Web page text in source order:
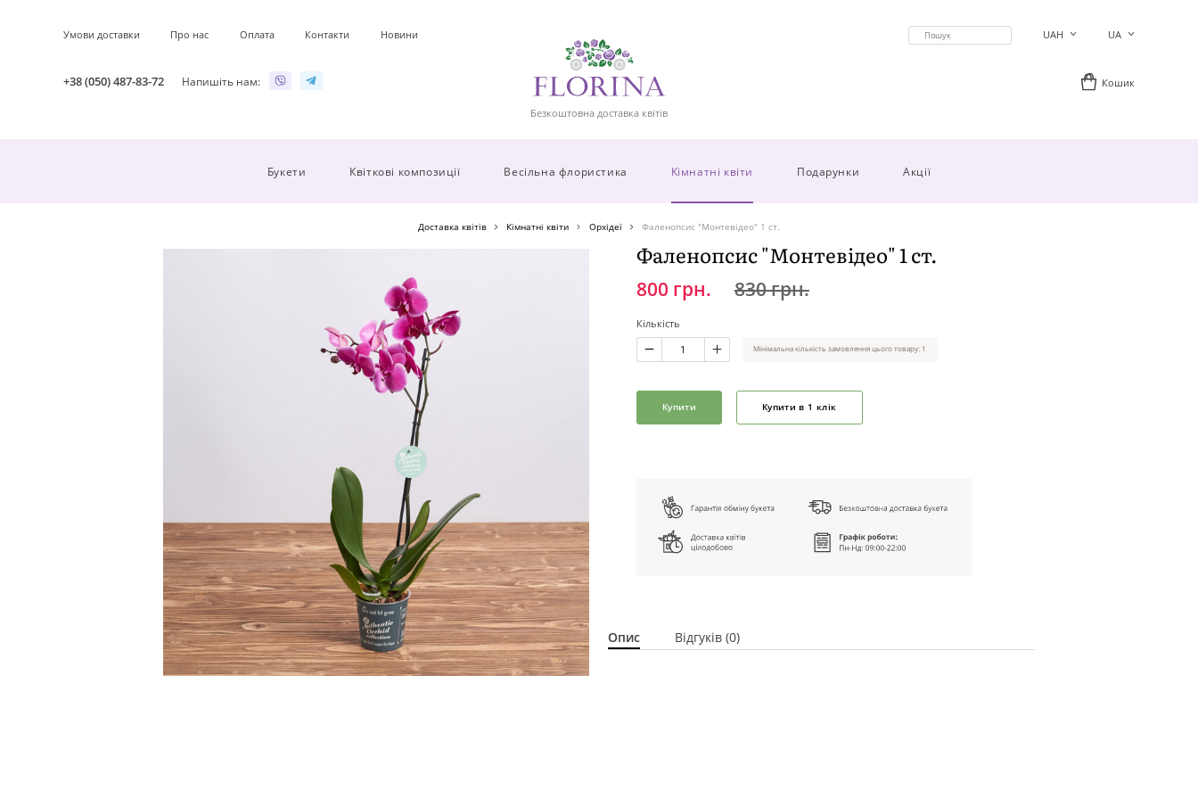
Умови доставки Про нас Оплата Контакти Новини
+38 (050) 487-83-72 Напишіть нам:
Безкоштовна доставка квітів
UAH UA
Кошик
Букети Квіткові композиції Весільна флористика Кімнатні квіти Подарунки Акції
Доставка квітів Кімнатні квіти Орхідеї Фаленопсис "Монтевідео" 1 ст.
Фаленопсис "Монтевідео" 1 ст.
800 грн. 830 грн.
Кількість
Мінімальна кількість замовлення цього товару: 1
Купити Купити в 1 клік
Опис Відгуків (0)